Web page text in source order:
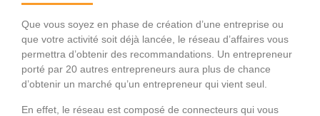
Que vous soyez en phase de création d’une entreprise ou
que votre activité soit déjà lancée, le réseau d’affaires vous
permettra d’obtenir des recommandations. Un entrepreneur
porté par 20 autres entrepreneurs aura plus de chance
d’obtenir un marché qu’un entrepreneur qui vient seul.
En effet, le réseau est composé de connecteurs qui vous